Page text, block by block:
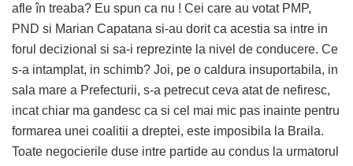
afle în treaba? Eu spun ca nu ! Cei care au votat PMP,
PND si Marian Capatana si-au dorit ca acestia sa intre in
forul decizional si sa-i reprezinte la nivel de conducere. Ce
s-a intamplat, in schimb? Joi, pe o caldura insuportabila, in
sala mare a Prefecturii, s-a petrecut ceva atat de nefiresc,
incat chiar ma gandesc ca si cel mai mic pas inainte pentru
formarea unei coalitii a dreptei, este imposibila la Braila.
Toate negocierile duse intre partide au condus la urmatorul